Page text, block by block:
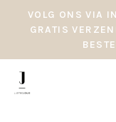
VOLG ONS VIA
GRATIS